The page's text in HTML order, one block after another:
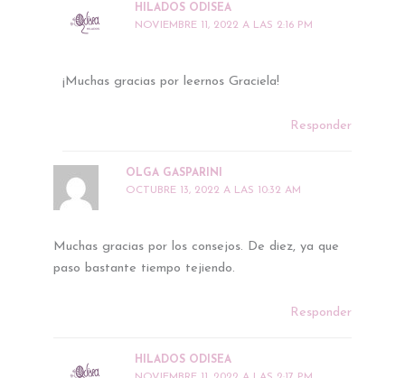
HILADOS ODISEA
NOVIEMBRE 11, 2022 A LAS 2:16 PM
¡Muchas gracias por leernos Graciela!
Responder
OLGA GASPARINI
OCTUBRE 13, 2022 A LAS 10:32 AM
Muchas gracias por los consejos. De diez, ya que
paso bastante tiempo tejiendo.
Responder
HILADOS ODISEA